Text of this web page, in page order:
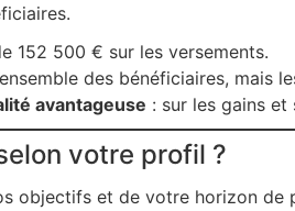
152 500 € sur les versements.
des bénéficiaires, mais
avantageuse : sur les gains et
votre profil ?
objectifs et de votre horizon de